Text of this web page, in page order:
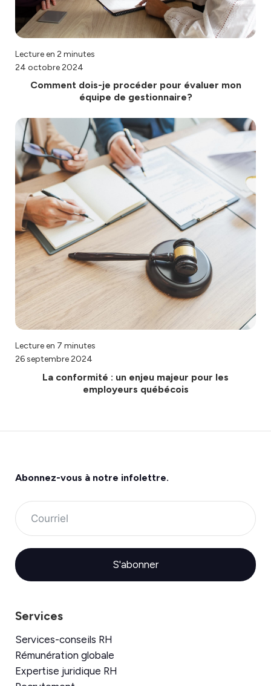
Lecture en 2 minutes
24 octobre 2024
Comment dois-je procéder pour évaluer mon
équipe de gestionnaire?
Lecture en 7 minutes
26 septembre 2024
La conformité : un enjeu majeur pour les
employeurs québécois
Abonnez-vous à notre infolettre.
S'abonner
Services
Services-conseils RH
Rémunération globale
Expertise juridique RH